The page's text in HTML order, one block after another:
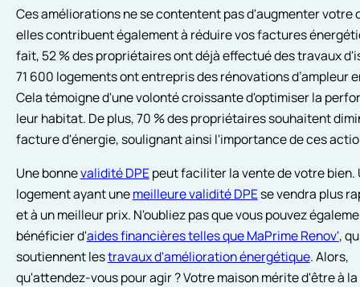
Ces améliorations ne se contentent pas d'augmenter votre
elles contribuent également à réduire vos factures
fait, 52 % des propriétaires ont déjà effectué des travaux
71 600 logements ont entrepris des rénovations d’ampleur
Cela témoigne d'une volonté croissante d'optimiser la
leur habitat. De plus, 70 % des propriétaires souhaitent
facture d'énergie, soulignant ainsi l'importance de ces
Une bonnevalidité DPEpeut faciliter la vente de votre bien.
logement ayant unemeilleure validité DPEse vendra plus
et à un meilleur prix. N'oubliez pas que vous pouvez
bénéficier d'aides financières telles que MaPrime Renov',
soutiennent lestravaux d'amélioration énergétique. Alors,
qu'attendez-vous pour agir ? Votre maison mérite d'être à